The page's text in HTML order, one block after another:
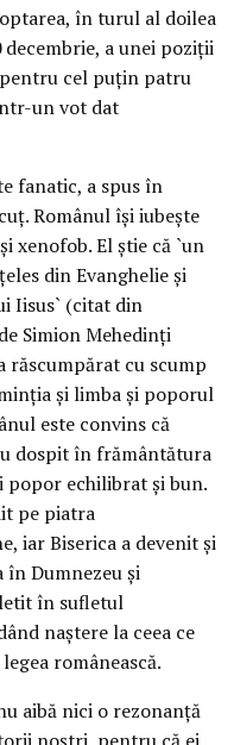
în turul al doilea
a unei poziţii
cel puţin patru
un vot dat
fanatic, a spus în
Românul îşi iubeşte
xenofob. El ştie că `un
din Evanghelie şi
Iisus` (citat din
Simion Mehedinţi
răscumpărat cu scump
şi limba şi poporul
este convins că
dospit în frământătura
popor echilibrat şi bun.
pe piatra
iar Biserica a devenit şi
Dumnezeu şi
în sufletul
naştere la ceea ce
românească.
aibă nici o rezonanţă
noştri, pentru că ei